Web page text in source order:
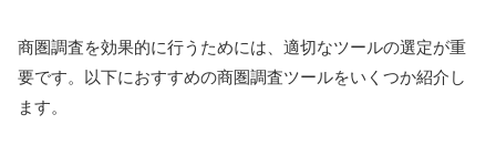
商圏調査を効果的に行うためには、適切なツールの選定が重
要です。以下におすすめの商圏調査ツールをいくつか紹介し
ます。